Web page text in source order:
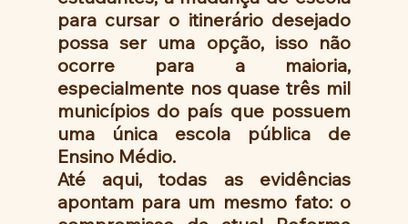
para cursar o itinerário desejado
possa ser uma opção, isso não
ocorre para a maioria,
especialmente nos quase três mil
municípios do país que possuem
uma única escola pública de
Ensino Médio.
Até aqui, todas as evidências
apontam para um mesmo fato: o